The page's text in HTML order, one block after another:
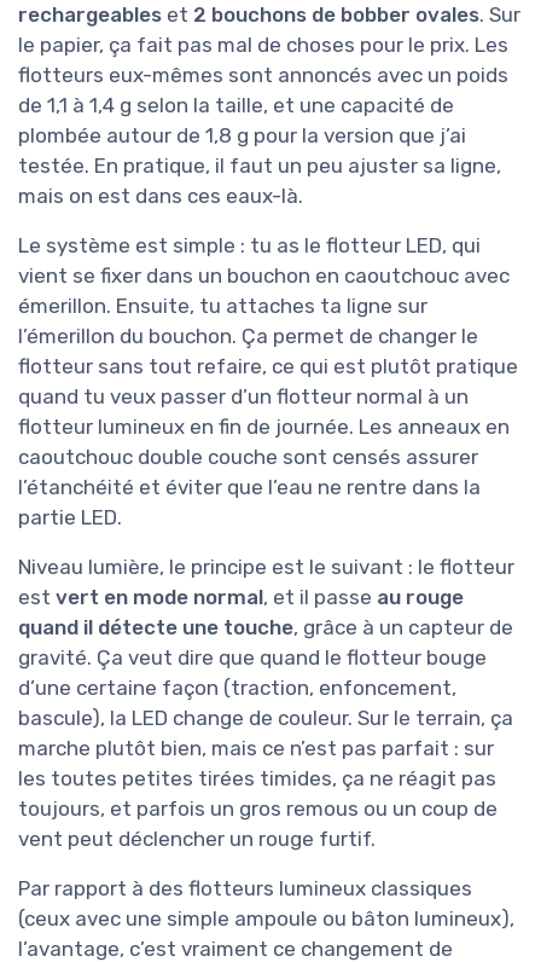
rechargeables et 2 bouchons de bobber ovales. Sur
le papier, ça fait pas mal de choses pour le prix. Les
flotteurs eux-mêmes sont annoncés avec un poids
de 1,1 à 1,4 g selon la taille, et une capacité de
plombée autour de 1,8 g pour la version que j’ai
testée. En pratique, il faut un peu ajuster sa ligne,
mais on est dans ces eaux-là.
Le système est simple : tu as le flotteur LED, qui
vient se fixer dans un bouchon en caoutchouc avec
émerillon. Ensuite, tu attaches ta ligne sur
l’émerillon du bouchon. Ça permet de changer le
flotteur sans tout refaire, ce qui est plutôt pratique
quand tu veux passer d’un flotteur normal à un
flotteur lumineux en fin de journée. Les anneaux en
caoutchouc double couche sont censés assurer
l’étanchéité et éviter que l’eau ne rentre dans la
partie LED.
Niveau lumière, le principe est le suivant : le flotteur
est vert en mode normal, et il passe au rouge
quand il détecte une touche, grâce à un capteur de
gravité. Ça veut dire que quand le flotteur bouge
d’une certaine façon (traction, enfoncement,
bascule), la LED change de couleur. Sur le terrain, ça
marche plutôt bien, mais ce n’est pas parfait : sur
les toutes petites tirées timides, ça ne réagit pas
toujours, et parfois un gros remous ou un coup de
vent peut déclencher un rouge furtif.
Par rapport à des flotteurs lumineux classiques
(ceux avec une simple ampoule ou bâton lumineux),
l’avantage, c’est vraiment ce changement de